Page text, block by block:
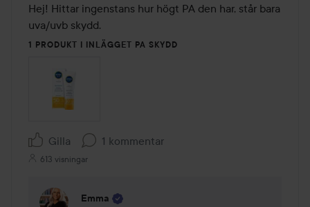
Hej! Hittar ingenstans hur högt PA den har, står bara
uva/uvb skydd.
1 PRODUKT I INLÄGGET PA SKYDD
Gilla 1 kommentar
613 visningar
Emma